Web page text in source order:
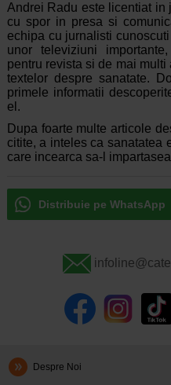
Andrei Radu este licentiat in
cu spor in presa si
echipa cu jurnalisti
unor televiziuni
pentru revista si de mai
textelor despre sanatate.
primele informatii
el.
Dupa foarte multe articole
citite, a inteles ca sanatatea
care incearca sa-l
Distribuie pe WhatsApp
Despre Noi